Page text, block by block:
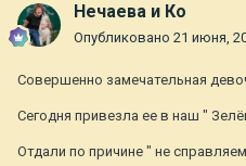
Нечаева и Ко
Опубликовано 21 июня,
Совершенно замечательная
Сегодня привезла ее в наш "
Отдали по причине " не